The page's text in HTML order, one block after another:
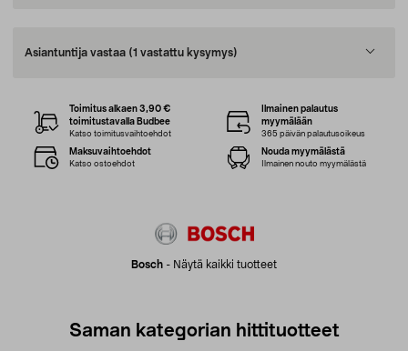
Asiantuntija vastaa (1 vastattu kysymys)
Bosch - Näytä kaikki tuotteet
Toimitus alkaen 3,90 €
toimitustavalla Budbee
Katso toimitusvaihtoehdot
Ilmainen palautus
myymälään
365 päivän palautusoikeus
Maksuvaihtoehdot
Katso ostoehdot
Nouda myymälästä
Ilmainen nouto myymälästä
Saman kategorian hittituotteet